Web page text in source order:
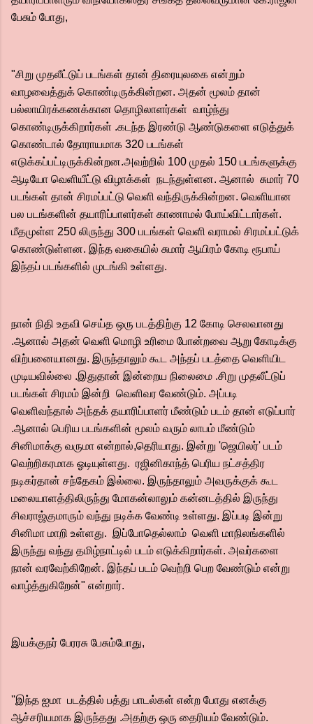
பேசும் போது,
"சிறு முதலீட்டுப் படங்கள் தான் திரையுலகை என்றும்
வாழவைத்துக் கொண்டிருக்கின்றன. அதன் மூலம் தான்
பல்லாயிரக்கணக்கான தொழிலாளர்கள் வாழ்ந்து
கொண்டிருக்கிறார்கள் .கடந்த இரண்டு ஆண்டுகளை எடுத்துக்
கொண்டால் தோராயமாக 320 படங்கள்
எடுக்கப்பட்டிருக்கின்றன.அவற்றில் 100 முதல் 150 படங்களுக்கு
ஆடியோ வெளியீட்டு விழாக்கள் நடந்துள்ளன. ஆனால் சுமார் 70
படங்கள் தான் சிரமப்பட்டு வெளி வந்திருக்கின்றன. வெளியான
பல படங்களின் தயாரிப்பாளர்கள் காணாமல் போய்விட்டார்கள்.
மீதமுள்ள 250 லிருந்து 300 படங்கள் வெளி வராமல் சிரமப்பட்டுக்
கொண்டுள்ளன. இந்த வகையில் சுமார் ஆயிரம் கோடி ரூபாய்
இந்தப் படங்களில் முடங்கி உள்ளது.
நான் நிதி உதவி செய்த ஒரு படத்திற்கு 12 கோடி செலவானது
.ஆனால் அதன் வெளி மொழி உரிமை போன்றவை ஆறு கோடிக்கு
விற்பனையானது. இருந்தாலும் கூட அந்தப் படத்தை வெளியிட
முடியவில்லை .இதுதான் இன்றைய நிலைமை .சிறு முதலீட்டுப்
படங்கள் சிரமம் இன்றி வெளிவர வேண்டும். அப்படி
வெளிவந்தால் அந்தக் தயாரிப்பாளர் மீண்டும் படம் தான் எடுப்பார்
.ஆனால் பெரிய படங்களின் மூலம் வரும் லாபம் மீண்டும்
சினிமாக்கு வருமா என்றால்,தெரியாது. இன்று 'ஜெயிலர்' படம்
வெற்றிகரமாக ஓடியுள்ளது. ரஜினிகாந்த் பெரிய நட்சத்திர
நடிகர்தான் சந்தேகம் இல்லை. இருந்தாலும் அவருக்குக் கூட
மலையாளத்திலிருந்து மோகன்லாலும் கன்னடத்தில் இருந்து
சிவராஜ்குமாரும் வந்து நடிக்க வேண்டி உள்ளது. இப்படி இன்று
சினிமா மாறி உள்ளது. இப்போதெல்லாம் வெளி மாநிலங்களில்
இருந்து வந்து தமிழ்நாட்டில் படம் எடுக்கிறார்கள். அவர்களை
நான் வரவேற்கிறேன். இந்தப் படம் வெற்றி பெற வேண்டும் என்று
வாழ்த்துகிறேன்" என்றார்.
இயக்குநர் பேரரசு பேசும்போது,
''இந்த ஐமா படத்தில் பத்து பாடல்கள் என்ற போது எனக்கு
ஆச்சரியமாக இருந்தது .அதற்கு ஒரு தைரியம் வேண்டும்.